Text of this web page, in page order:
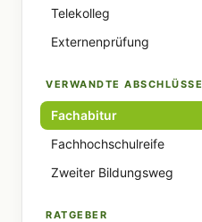
Telekolleg
Externenprüfung
VERWANDTE ABSCHLÜSSE
Fachabitur
Fachhochschulreife
Zweiter Bildungsweg
RATGEBER